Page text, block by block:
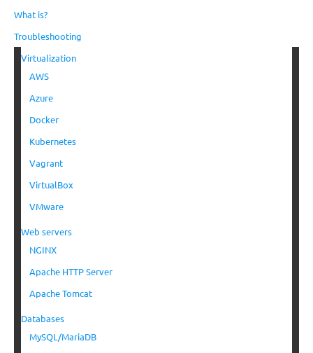
What is?
Troubleshooting
Virtualization
AWS
Azure
Docker
Kubernetes
Vagrant
VirtualBox
VMware
Web servers
NGINX
Apache HTTP Server
Apache Tomcat
Databases
MySQL/MariaDB